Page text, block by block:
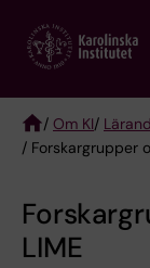
main
/ Om KI/
/ Forskargrupper
LIME